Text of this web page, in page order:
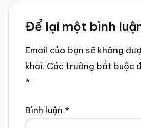
Reader
Interactions
Để lại một bình
Email của bạn sẽ không
khai. Các trường bắt buộc
*
Bình luận *